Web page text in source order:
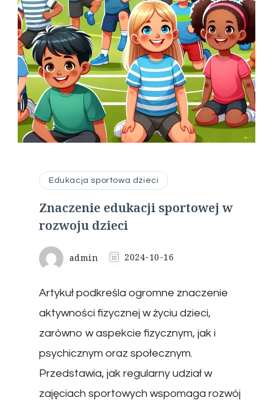
Edukacja sportowa dzieci
Znaczenie edukacji sportowej w
rozwoju dzieci
admin 2024-10-16
Artykuł podkreśla ogromne znaczenie
aktywności fizycznej w życiu dzieci,
zarówno w aspekcie fizycznym, jak i
psychicznym oraz społecznym.
Przedstawia, jak regularny udział w
zajęciach sportowych wspomaga rozwój